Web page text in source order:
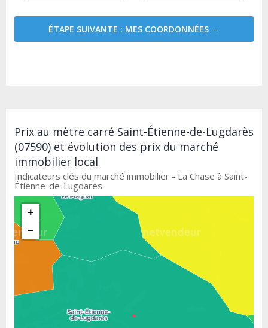
ÉTAPE SUIVANTE : MES COORDONNÉES →
Prix au mètre carré Saint-Étienne-de-Lugdarès
(07590) et évolution des prix du marché
immobilier local
Indicateurs clés du marché immobilier - La Chase à Saint-
Étienne-de-Lugdarès
+
−